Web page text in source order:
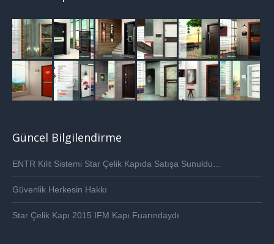
Güncel Bilgilendirme
ENTR Kilit Sistemi Star Çelik Kapıda Satışa Sunuldu…
Güvenlik Herkesin Hakkı
Star Çelik Kapı 2015 IFM Kapı Fuarındaydı